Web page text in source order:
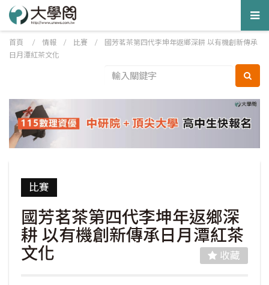
首頁 / 情報 / 比賽 /
國芳茗茶第四代李坤年返鄉深耕 以有機創新傳承
日月潭紅茶文化
比賽
國芳茗茶第四代李坤年返鄉深
耕 以有機創新傳承日月潭紅茶
文化
收藏